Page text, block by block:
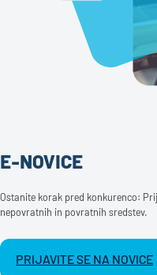
E-NOVICE
Ostanite korak pred konkurenco:
nepovratnih in povratnih sredstev.
PRIJAVITE SE NA NOVICE